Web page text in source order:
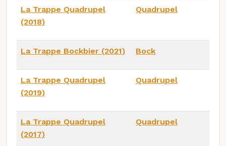
La Trappe Quadrupel
(2018)
Quadrupel
La Trappe Bockbier (2021) Bock
La Trappe Quadrupel
(2019)
Quadrupel
La Trappe Quadrupel
(2017)
Quadrupel